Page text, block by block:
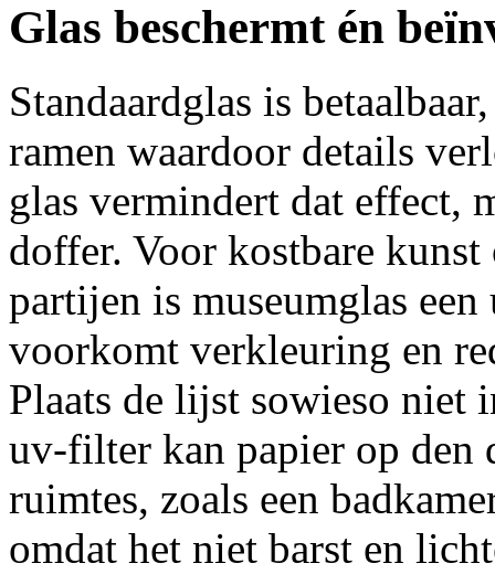
Glas beschermt én
Standaardglas is
ramen waardoor details
glas vermindert dat effect,
doffer. Voor kostbare
partijen is museumglas
voorkomt verkleuring en
Plaats de lijst sowieso niet
uv‑filter kan papier op
ruimtes, zoals een
omdat het niet barst en